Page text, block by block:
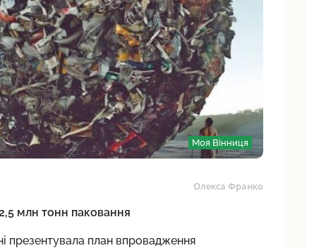
Моя Вінниця
Олекса Франко
млн тонн паковання
презентувала план впровадження